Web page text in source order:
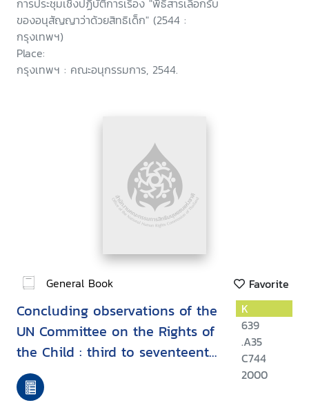
การประชุมเชิงปฏิบัติการเรื่อง "พิธีสารเลือกรับ
ของอนุสัญญาว่าด้วยสิทธิเด็ก" (2544 :
กรุงเทพฯ)
Place:
กรุงเทพฯ : คณะอนุกรรมการ, 2544.
General Book Favorite
Concluding observations of the
UN Committee on the Rights of
the Child : third to seventeenth
session (1993-1998)
K
639
.A35
C744
2000